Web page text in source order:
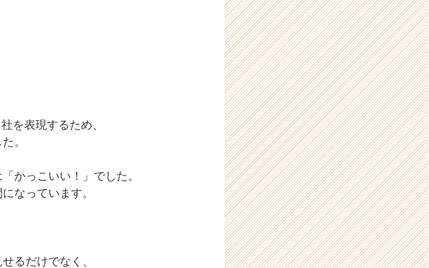
を表現するため、
。
かっこいい！」でした。
なっています。
るだけでなく、